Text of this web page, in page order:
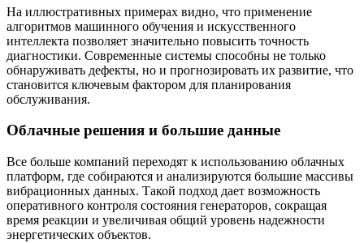
На иллюстративных примерах видно, что применение
алгоритмов машинного обучения и искусственного
интеллекта позволяет значительно повысить точность
диагностики. Современные системы способны не только
обнаруживать дефекты, но и прогнозировать их развитие, что
становится ключевым фактором для планирования
обслуживания.
Облачные решения и большие данные
Все больше компаний переходят к использованию облачных
платформ, где собираются и анализируются большие массивы
вибрационных данных. Такой подход дает возможность
оперативного контроля состояния генераторов, сокращая
время реакции и увеличивая общий уровень надежности
энергетических объектов.